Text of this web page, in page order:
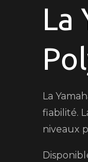
La
La
fiabilité.
niveaux